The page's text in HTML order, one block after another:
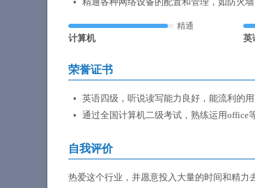
计算机
精通
英
荣誉证书
英语四级，听说读写能力良好，能流利的
通过全国计算机二级考试，熟练运用office
自我评价
热爱这个行业，并愿意投入大量的时间和精